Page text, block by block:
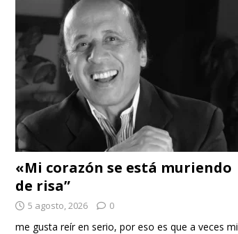
«Mi corazón se está muriendo
de risa”
5 agosto, 2026 0
me gusta reír en serio, por eso es que a veces mi